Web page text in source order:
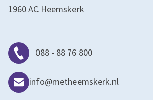
1960 AC Heemskerk
088 - 88 76 800
info@metheemskerk.nl